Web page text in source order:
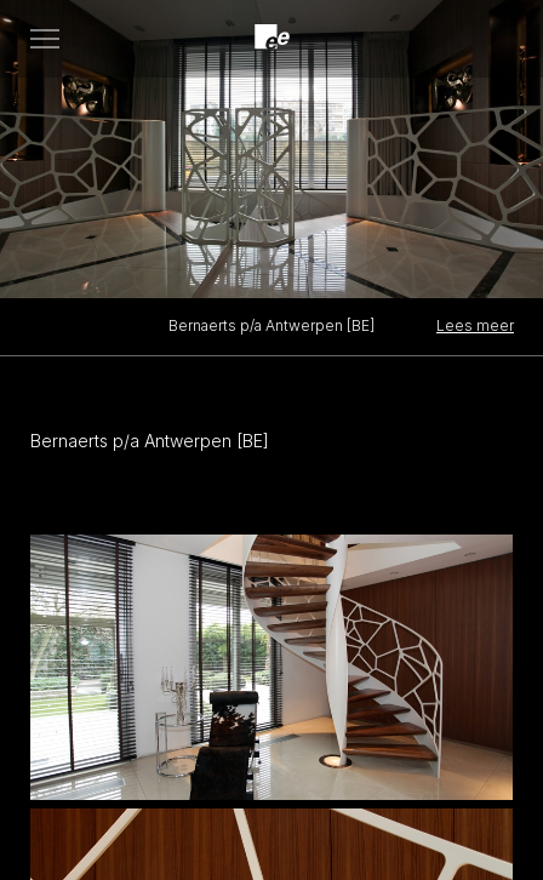
Open
menu
Bernaerts p/a Antwerpen [BE] Lees meer
Bernaerts p/a Antwerpen [BE]